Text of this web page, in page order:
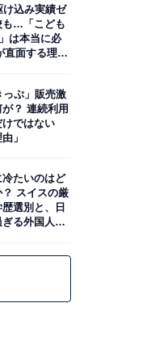
け込み実績ゼ
も…「こども
は本当に必
直面する理想
っぷ」販売激
？ 連続利用
ではない
」
冷たいのはど
スイスの厳
選別と、日
る外国人政